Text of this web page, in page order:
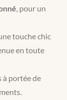
, pour un
touche chic
en toute
à portée de